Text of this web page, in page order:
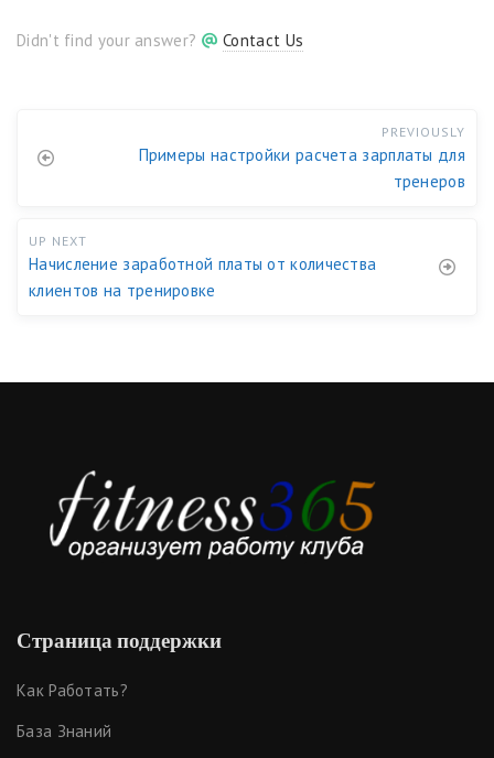
Didn't find your answer? Contact Us
PREVIOUSLY
Примеры настройки расчета зарплаты для
тренеров
UP NEXT
Начисление заработной платы от количества
клиентов на тренировке
Страница поддержки
Как Работать?
База Знаний